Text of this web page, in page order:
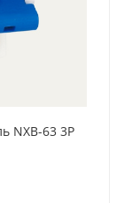
NXB-63 3P